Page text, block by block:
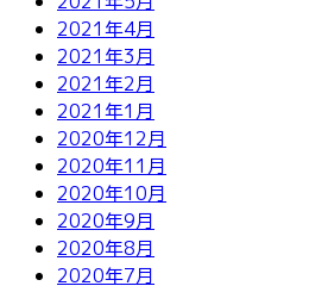
2021年4月
2021年3月
2021年2月
2021年1月
2020年12月
2020年11月
2020年10月
2020年9月
2020年8月
2020年7月